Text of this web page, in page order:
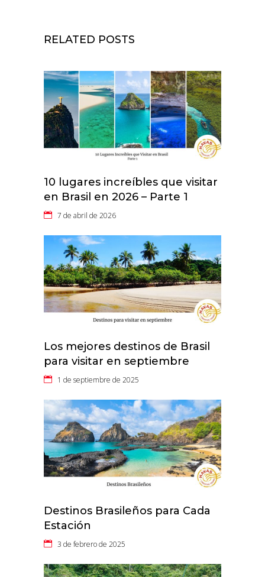
RELATED POSTS
10 lugares increíbles que visitar
en Brasil en 2026 – Parte 1
7 de abril de 2026
Los mejores destinos de Brasil
para visitar en septiembre
1 de septiembre de 2025
Destinos Brasileños para Cada
Estación
3 de febrero de 2025